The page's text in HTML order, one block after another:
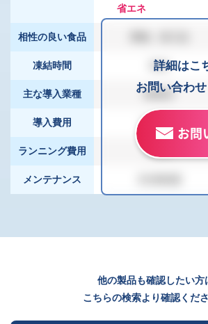
省エネ
相性の良い食品
凍結時間 30分
主な導入業種 飲食店
導入費用 120万円
ランニング費用 5万円
メンテナンス
詳細はこ
お問い合わせ
お問
他の製品も確認したい方
こちらの検索より確認くださ